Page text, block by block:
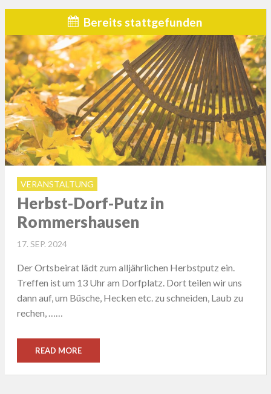
Bereits stattgefunden
VERANSTALTUNG
Herbst-Dorf-Putz in
Rommershausen
POSTED
17. SEP. 2024
Der Ortsbeirat lädt zum alljährlichen Herbstputz ein.
Treffen ist um 13 Uhr am Dorfplatz. Dort teilen wir uns
dann auf, um Büsche, Hecken etc. zu schneiden, Laub zu
rechen, ……
READ MORE